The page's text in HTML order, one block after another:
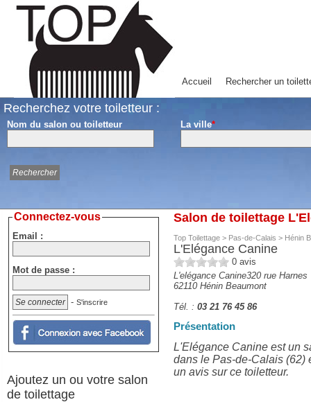
Accueil Rechercher un
Recherchez votre toiletteur :
Nom du salon ou toiletteur La ville*
Salon de toilettage
Top Toilettage > Pas-de-Calais > Hénin
L'Elégance Canine
0 avis
L'elégance Canine320 rue Harnes
62110 Hénin Beaumont
Tél. : 03 21 76 45 86
Présentation
L'Elégance Canine est un
dans le Pas-de-Calais (62)
un avis sur ce toiletteur.
Connectez-vous
Email :
Mot de passe :
- S'inscrire
Ajoutez un ou votre salon
de toilettage